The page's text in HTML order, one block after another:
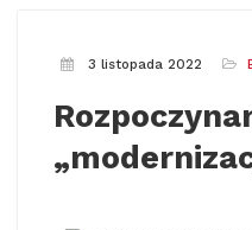
3 listopada 2022